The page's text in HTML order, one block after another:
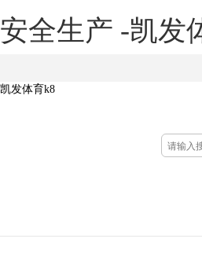
安全生产 -凯发
凯发体育k8